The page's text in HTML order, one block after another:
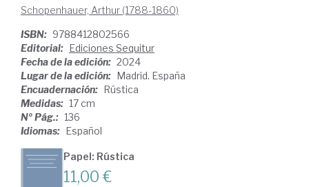
Schopenhauer, Arthur (1788-1860)
ISBN: 9788412802566
Editorial: Ediciones Sequitur
Fecha de la edición: 2024
Lugar de la edición: Madrid. España
Encuadernación: Rústica
Medidas: 17 cm
Nº Pág.: 136
Idiomas: Español
Papel: Rústica
11,00 €